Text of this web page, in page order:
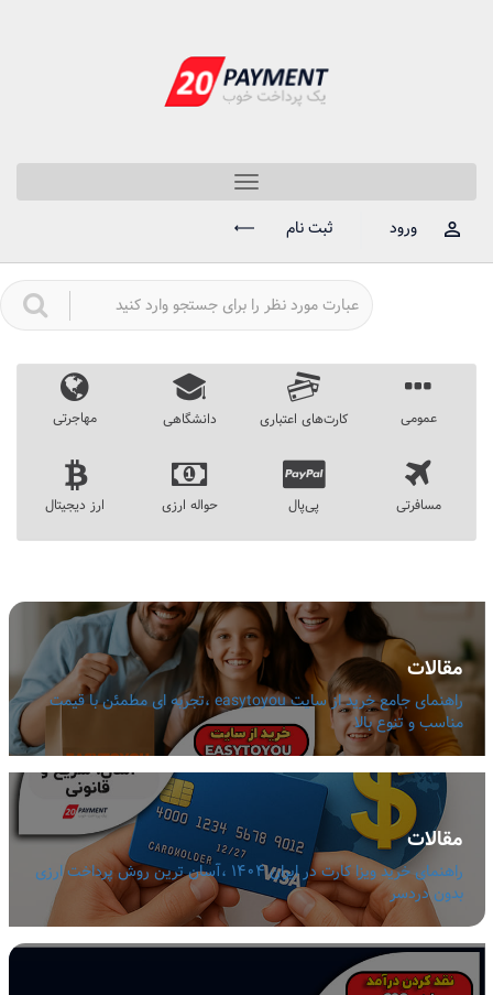
Toggle
navigation
ورود
ثبت نام
عمومی کارت‌های اعتباری دانشگاهی مهاجرتی
مسافرتی پی‌پال حواله ارزی ارز دیجیتال
مقالات
راهنمای جامع خرید از سایت easytoyou ،تجربه ای مطمئن با قیمت
مناسب و تنوع بالا
مقالات
راهنمای خرید ویزا کارت در ایران 1404 ،آسان ترین روش پرداخت ارزی
بدون دردسر